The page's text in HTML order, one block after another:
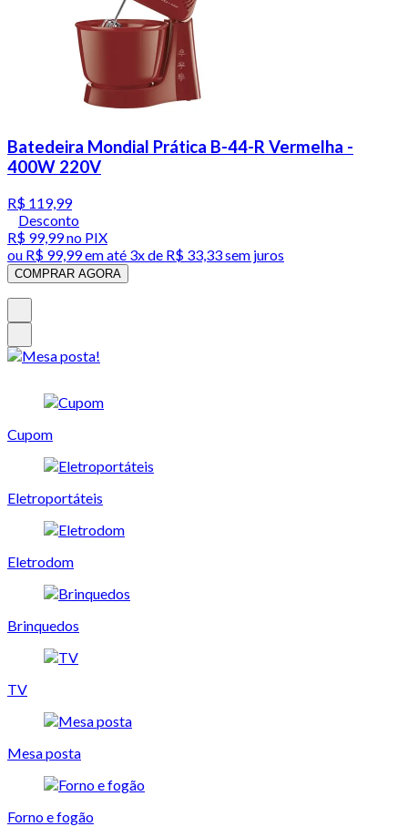
Batedeira Mondial Prática B-44-R Vermelha -
400W 220V
R$ 119,99
Desconto
R$ 99,99no PIX
ou R$ 99,99em até 3x de R$ 33,33 sem juros
COMPRAR AGORA
Cupom
Eletroportáteis
Eletrodom
Brinquedos
TV
Mesa posta
Forno e fogão